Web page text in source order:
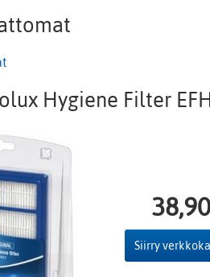
Hygiene Filter
Siirry